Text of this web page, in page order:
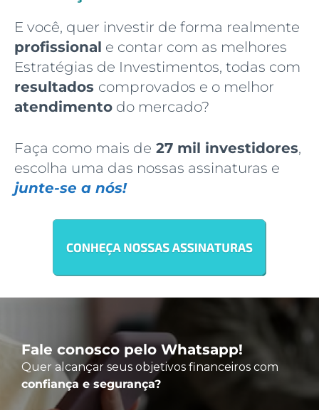
E você, quer investir de forma realmente
profissional e contar com as melhores
Estratégias de Investimentos, todas com
resultados comprovados e o melhor
atendimento do mercado?
Faça como mais de 27 mil investidores,
escolha uma das nossas assinaturas e
junte-se a nós!
Fale conosco pelo Whatsapp!
Quer alcançar seus objetivos financeiros com
confiança e segurança?